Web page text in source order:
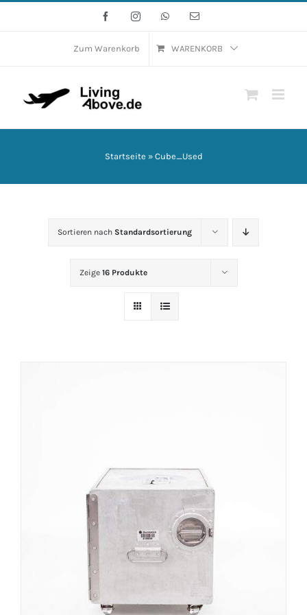
FacebookInstagramWhatsApp
E-
Zum Warenkorb WARENKORB
Startseite » Cube_Used
Sortieren nach Standardsortierung
Zeige 16 Produkte